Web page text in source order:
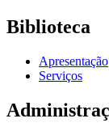
Biblioteca
Apresentação
Serviços